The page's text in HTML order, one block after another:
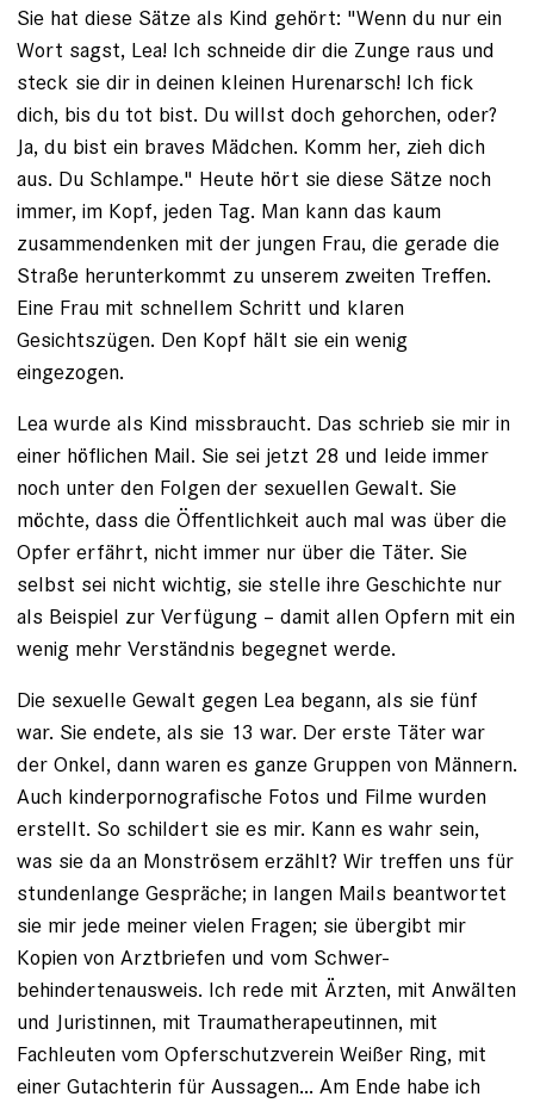
Sie hat diese Sätze als Kind gehört: "Wenn du nur ein
Wort sagst, Lea! Ich schneide dir die Zunge raus und
steck sie dir in deinen kleinen Huren­arsch! Ich fick
dich, bis du tot bist. Du willst doch gehorchen, oder?
Ja, du bist ein braves Mädchen. Komm her, zieh dich
aus. Du Schlampe." Heute hört sie diese Sätze noch
immer, im Kopf, jeden Tag. Man kann das kaum
zusammendenken mit der jungen Frau, die gerade die
Straße herunterkommt zu unserem zweiten Treffen.
Eine Frau mit schnellem Schritt und klaren
Gesichtszügen. Den Kopf hält sie ein wenig
eingezogen.
Lea wurde als Kind missbraucht. Das schrieb sie mir in
einer höflichen Mail. Sie sei jetzt 28 und leide immer
noch unter den Folgen der sexuellen Gewalt. Sie
möchte, dass die Öffentlichkeit auch mal was über die
Opfer erfährt, nicht immer nur über die Täter. Sie
selbst sei nicht wichtig, sie stelle ihre Geschichte nur
als Beispiel zur Verfügung – damit allen Opfern mit ein
wenig mehr Verständnis begegnet werde.
Die sexuelle Gewalt gegen Lea begann, als sie fünf
war. Sie endete, als sie 13 war. Der erste Täter war
der Onkel, dann waren es ganze Gruppen von Männern.
Auch kinderporno­grafische Fotos und Filme wurden
erstellt. So schildert sie es mir. Kann es wahr sein,
was sie da an Monströsem erzählt? Wir treffen uns für
stundenlange Gespräche; in langen Mails beantwortet
sie mir jede meiner vielen Fragen; sie übergibt mir
Kopien von Arztbriefen und vom Schwer­
behindertenausweis. Ich rede mit Ärzten, mit Anwälten
und Juris­tinnen, mit Traumatherapeutinnen, mit
Fachleuten vom Opferschutzverein Weißer Ring, mit
einer Gutachterin für Aussagen... Am Ende habe ich